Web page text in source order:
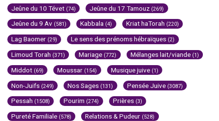
Jeûne du 10 Tévet (74) Jeûne du 17 Tamouz (269)
Jeûne du 9 Av (581) Kabbala (4) Kriat haTorah (220)
Lag Baomer (29) Le sens des prénoms hébraïques (2)
Limoud Torah (371) Mariage (772) Mélanges lait/viande (1)
Middot (69) Moussar (154) Musique juive (1)
Non-Juifs (249) Nos Sages (131) Pensée Juive (3087)
Pessah (1508) Pourim (274) Prières (3)
Pureté Familiale (578) Relations & Pudeur (528)